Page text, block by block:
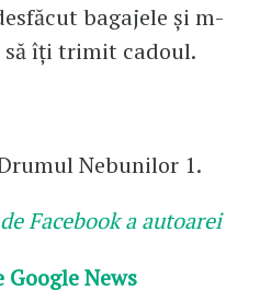
bagajele şi m-
să îţi trimit cadoul.
Nebunilor 1.
Facebook a autoarei
News